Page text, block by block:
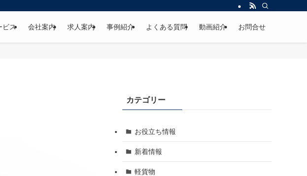
ービスを提供。夜間/早朝問わず配送/貸切/引越/家具家電配送/EC作業等何なりとご相談下さい。軽車両-4ｔト
ビス 会社案内 求人案内 事例紹介 よくある質問 動画紹介 お問合せ
カテゴリー
お役立ち情報
新着情報
軽貨物